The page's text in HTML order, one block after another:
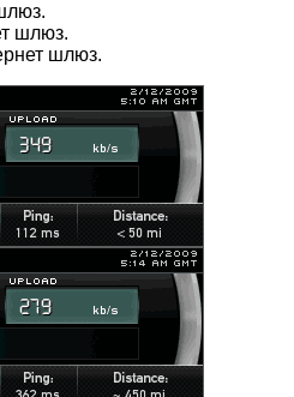
шлюз.
шлюз.